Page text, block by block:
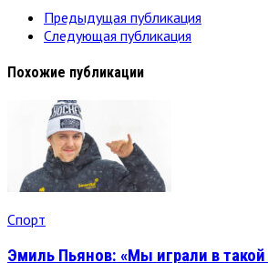
Предыдущая публикация
Следующая публикация
Похожие публикации
Спорт
Эмиль Пьянов: «Мы играли в